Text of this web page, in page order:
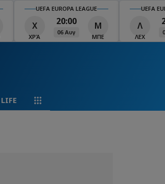
UEFA EUROPA LEAGUE
Χ
ΧΡΆ
20:00
06 Αυγ
Μ
ΜΠΕ
UEFA
Λ
ΛΕΧ
LIFE